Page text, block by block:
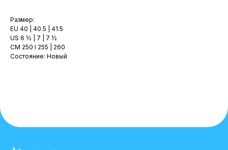
Размер:
EU 40 | 40.5 | 41.5
US 6 ½ | 7 | 7 ½
CМ 250 I 255 | 260
Состояние: Новый